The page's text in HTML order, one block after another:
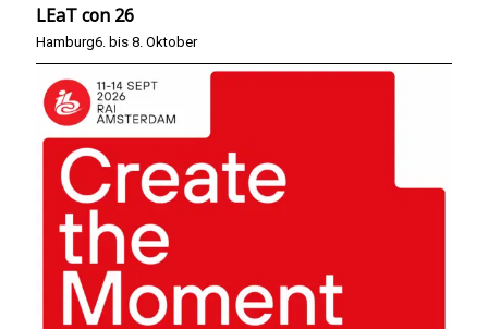
LEaT con 26
Hamburg6. bis 8. Oktober